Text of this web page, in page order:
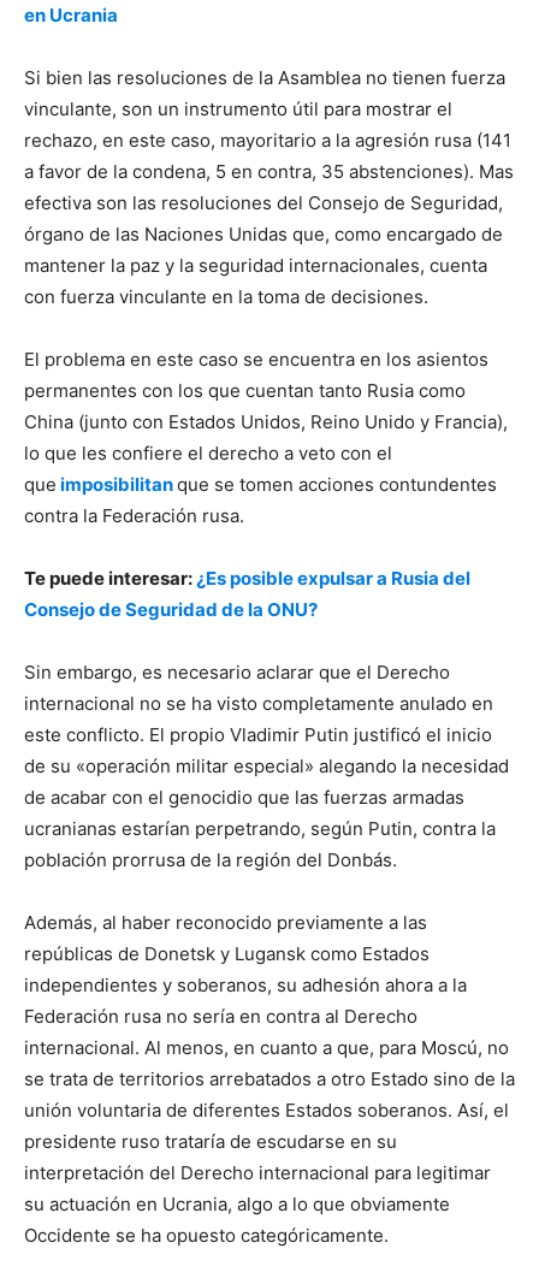
en Ucrania
Si bien las resoluciones de la Asamblea no tienen fuerza
vinculante, son un instrumento útil para mostrar el
rechazo, en este caso, mayoritario a la agresión rusa (141
a favor de la condena, 5 en contra, 35 abstenciones). Mas
efectiva son las resoluciones del Consejo de Seguridad,
órgano de las Naciones Unidas que, como encargado de
mantener la paz y la seguridad internacionales, cuenta
con fuerza vinculante en la toma de decisiones.
El problema en este caso se encuentra en los asientos
permanentes con los que cuentan tanto Rusia como
China (junto con Estados Unidos, Reino Unido y Francia),
lo que les confiere el derecho a veto con el
que imposibilitanque se tomen acciones contundentes
contra la Federación rusa.
Te puede interesar: ¿Es posible expulsar a Rusia del
Consejo de Seguridad de la ONU?
Sin embargo, es necesario aclarar que el Derecho
internacional no se ha visto completamente anulado en
este conflicto. El propio Vladimir Putin justificó el inicio
de su «operación militar especial» alegando la necesidad
de acabar con el genocidio que las fuerzas armadas
ucranianas estarían perpetrando, según Putin, contra la
población prorrusa de la región del Donbás.
Además, al haber reconocido previamente a las
repúblicas de Donetsk y Lugansk como Estados
independientes y soberanos, su adhesión ahora a la
Federación rusa no sería en contra al Derecho
internacional. Al menos, en cuanto a que, para Moscú, no
se trata de territorios arrebatados a otro Estado sino de la
unión voluntaria de diferentes Estados soberanos. Así, el
presidente ruso trataría de escudarse en su
interpretación del Derecho internacional para legitimar
su actuación en Ucrania, algo a lo que obviamente
Occidente se ha opuesto categóricamente.